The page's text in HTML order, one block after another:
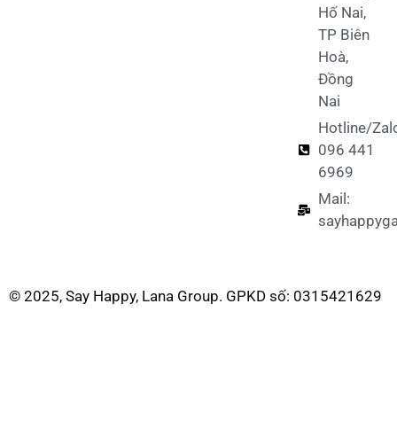
Hố Nai,
TP Biên
Hoà,
Đồng
Nai
Hotline/
096 441
6969
Mail:
© 2025, Say Happy, Lana Group. GPKD số: 0315421629